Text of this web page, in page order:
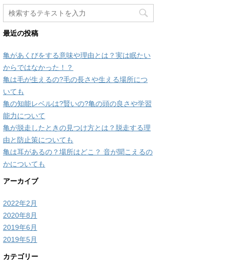
最近の投稿
亀があくびをする意味や理由とは？実は眠たい
からではなかった！？
亀は毛が生えるの?毛の長さや生える場所につ
いても
亀の知能レベルは?賢いの?亀の頭の良さや学習
能力について
亀が脱走したときの見つけ方とは？脱走する理
由と防止策についても
亀は耳があるの？場所はどこ？ 音が聞こえるの
かについても
アーカイブ
2022年2月
2020年8月
2019年6月
2019年5月
カテゴリー